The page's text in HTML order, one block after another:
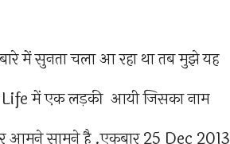
में सुनता चला आ रहा था तब मुझे यह
में एक लड़की आयी जिसका नाम